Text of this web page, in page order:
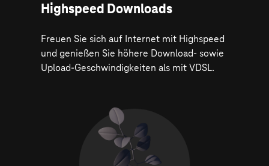
Highspeed Downloads
Freuen Sie sich auf Internet mit Highspeed
und genießen Sie höhere Download- sowie
Upload-Geschwindigkeiten als mit VDSL.